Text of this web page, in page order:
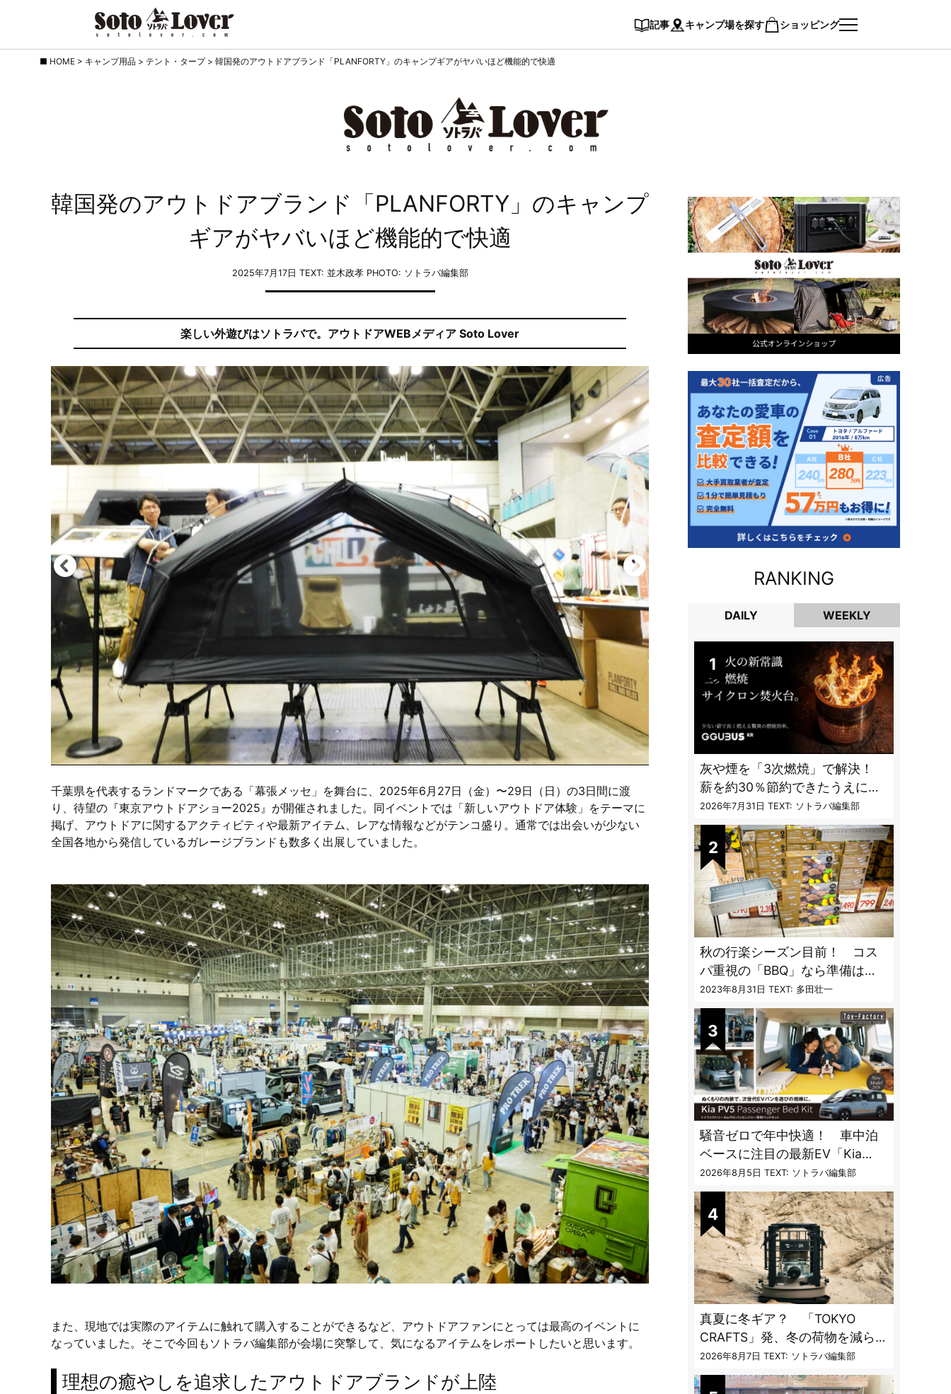
記事 キャンプ場を探す ショッピング
HOME > キャンプ用品 > テント・タープ> 韓国発のアウトドアブランド「PLANFORTY」のキャンプギアがヤバいほど機能的で快適
韓国発のアウトドアブランド「PLANFORTY」のキャンプ
ギアがヤバいほど機能的で快適
2025年7月17日 TEXT: 並木政孝 PHOTO: ソトラバ編集部
楽しい外遊びはソトラバで。アウトドアWEBメディア Soto Lover
千葉県を代表するランドマークである「幕張メッセ」を舞台に、2025年6月27日（金）〜29日（日）の3日間に渡
り、待望の『東京アウトドアショー2025』が開催されました。同イベントでは「新しいアウトドア体験」をテーマに
掲げ、アウトドアに関するアクティビティや最新アイテム、レアな情報などがテンコ盛り。通常では出会いが少ない
全国各地から発信しているガレージブランドも数多く出展していました。
また、現地では実際のアイテムに触れて購入することができるなど、アウトドアファンにとっては最高のイベントに
なっていました。そこで今回もソトラバ編集部が会場に突撃して、気になるアイテムをレポートしたいと思います。
理想の癒やしを追求したアウトドアブランドが上陸
RANKING
DAILY WEEKLY
DAILY
灰や煙を「3次燃焼」で解決！
薪を約30％節約できたうえに炎
も美しくなった焚火台
2026年7月31日 TEXT: ソトラバ編集部
秋の行楽シーズン目前！ コス
パ重視の「BBQ」なら準備は
「トライアル」一択だった
2023年8月31日 TEXT: 多田壮一
騒音ゼロで年中快適！ 車中泊
ベースに注目の最新EV「Kia
PV5」専用ベッドキット登場
2026年8月5日 TEXT: ソトラバ編集部
真夏に冬ギア？ 「TOKYO
CRAFTS」発、冬の荷物を減らす
「13時間燃焼」1台2役ストーブ
2026年8月7日 TEXT: ソトラバ編集部